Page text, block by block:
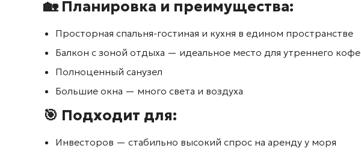
🏡 Планировка и преимущества:
Просторная спальня-гостиная и кухня в едином пространстве
Балкон с зоной отдыха — идеальное место для утреннего кофе
Полноценный санузел
Большие окна — много света и воздуха
🎯 Подходит для:
Инвесторов — стабильно высокий спрос на аренду у моря